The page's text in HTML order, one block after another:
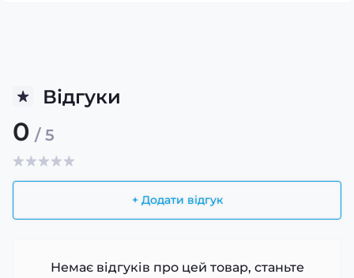
Відгуки
0 / 5
+ Додати відгук
Немає відгуків про цей товар, станьте